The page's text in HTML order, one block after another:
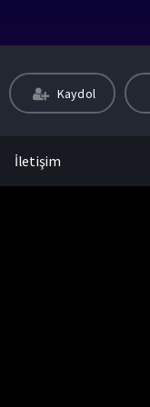
Kaydol
İletişim